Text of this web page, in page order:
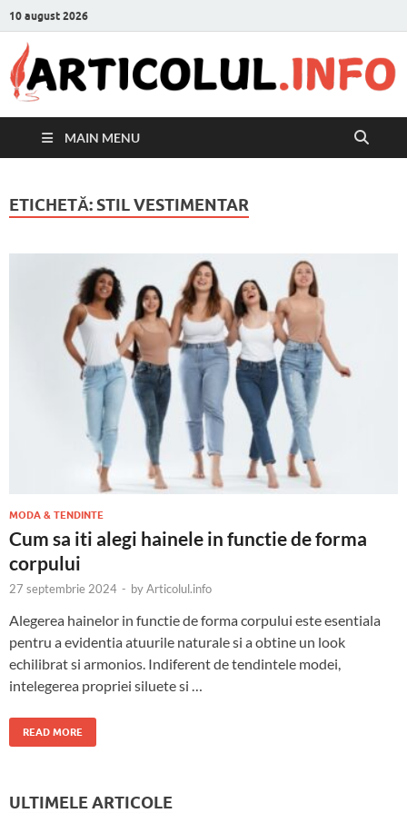
10 august 2026
MAIN MENU
ETICHETĂ: STIL VESTIMENTAR
MODA & TENDINTE
Cum sa iti alegi hainele in functie de forma
corpului
27 septembrie 2024 - byArticolul.info
Alegerea hainelor in functie de forma corpului este esentiala
pentru a evidentia atuurile naturale si a obtine un look
echilibrat si armonios. Indiferent de tendintele modei,
intelegerea propriei siluete si …
READ MORE
ULTIMELE ARTICOLE